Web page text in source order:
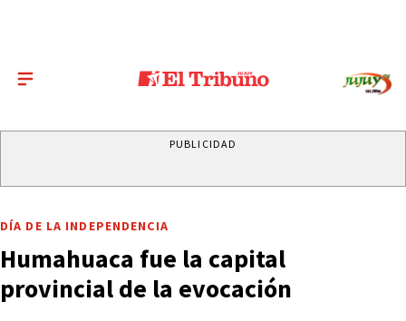
PUBLICIDAD
DÍA DE LA INDEPENDENCIA
Humahuaca fue la capital
provincial de la evocación